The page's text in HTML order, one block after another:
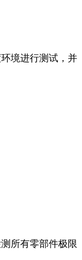
境进行测试，并
所有零部件极限